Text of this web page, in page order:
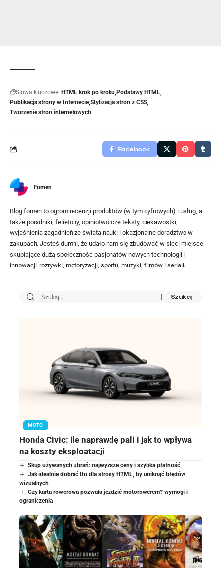
Słowa kluczowe: HTML krok po kroku Podstawy HTML
Publikacja strony w Internecie Stylizacja stron z CSS
Tworzenie stron internetowych
Facebook
Fomen
Blog fomen to ogrom recenzji produktów (w tym cyfrowych) i usług, a
także poradniki, felietony, opiniotwórcze teksty, ciekawostki,
wyjaśnienia zagadnień ze świata nauki i okazjonalne doradztwo w
zakupach. Jesteś dumni, że udało nam się zbudować w sieci miejsce
skupiające dużą społeczność pasjonatów nowych technologii i
innowacji, rozrywki, motoryzacji, sportu, muzyki, filmów i seriali.
MOTO
Honda Civic: ile naprawdę pali i jak to wpływa
na koszty eksploatacji
Skup używanych ubrań: najwyższe ceny i szybka płatność
Jak idealnie dobrać tło dla strony HTML, by uniknąć błędów
wizualnych
Czy karta rowerowa pozwala jeździć motorowerem? wymogi i
ograniczenia